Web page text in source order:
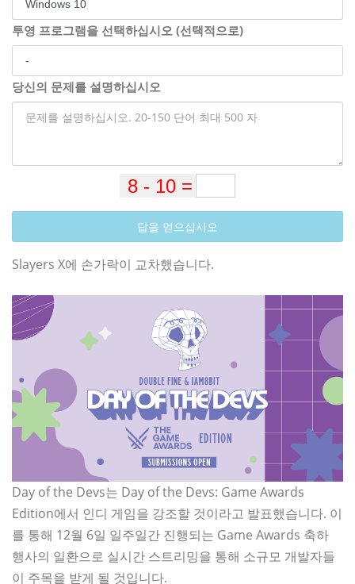
투영 프로그램을 선택하십시오 (선택적으로)
당신의 문제를 설명하십시오
답을 얻으십시오
Slayers X에 손가락이 교차했습니다.
Day of the Devs는 Day of the Devs: Game Awards
Edition에서 인디 게임을 강조할 것이라고 발표했습니다. 이
를 통해 12월 6일 일주일간 진행되는 Game Awards 축하
행사의 일환으로 실시간 스트리밍을 통해 소규모 개발자들
이 주목을 받게 될 것입니다.